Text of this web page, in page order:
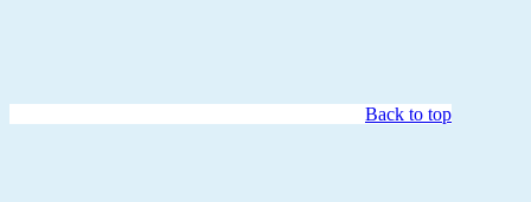
Back to top